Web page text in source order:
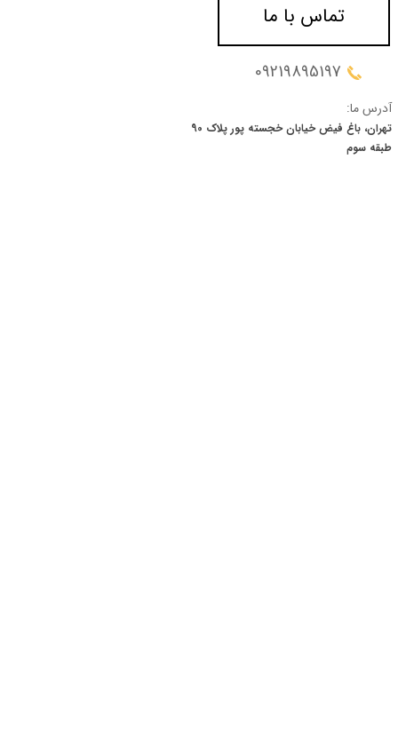
09219895197
آدرس ما:
تهران، باغ فیض خیابان خجسته پور پلاک 90
​​​​​​​طبقه سوم
تماس با ما